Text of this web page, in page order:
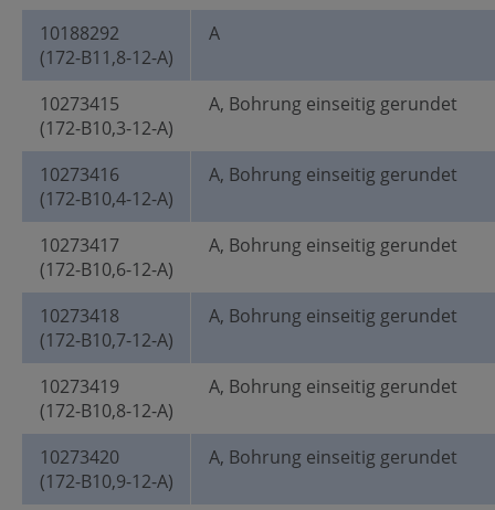
10188292
(172-B11,8-12-A)
A
10273415
(172-B10,3-12-A)
A, Bohrung einseitig gerundet
10273416
(172-B10,4-12-A)
A, Bohrung einseitig gerundet
10273417
(172-B10,6-12-A)
A, Bohrung einseitig gerundet
10273418
(172-B10,7-12-A)
A, Bohrung einseitig gerundet
10273419
(172-B10,8-12-A)
A, Bohrung einseitig gerundet
10273420
(172-B10,9-12-A)
A, Bohrung einseitig gerundet